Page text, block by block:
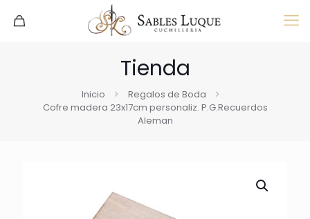
Tienda
Inicio
Regalos de Boda
Cofre madera 23x17cm personaliz. P.G.Recuerdos
Aleman